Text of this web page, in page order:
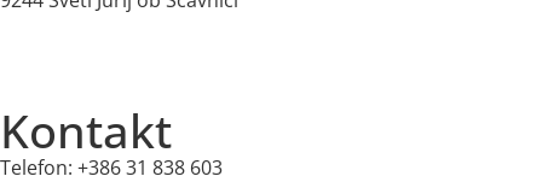
Kontakt
Telefon: +386 31 838 603